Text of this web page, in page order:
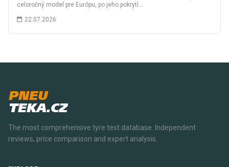
celoročný model pre Európu, po jeho pokrytí…
22.07.2026
PNEU
TEKA.CZ
The most comprehensive tyre test database. Independent
reviews, price comparison and expert analysis.